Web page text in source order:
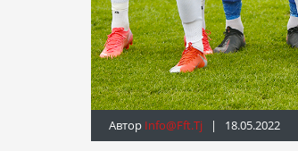
Автор Info@fft.tj | 18.05.2022